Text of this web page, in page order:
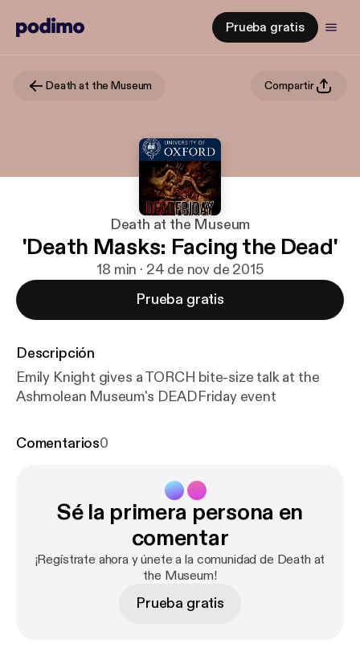
Prueba gratis
Death at the Museum Compartir
Death at the Museum
'Death Masks: Facing the Dead'
18 min · 24 de nov de 2015
Prueba gratis
Descripción
Emily Knight gives a TORCH bite-size talk at the
Ashmolean Museum's DEADFriday event
Comentarios0
Sé la primera persona en
comentar
¡Regístrate ahora y únete a la comunidad de Death at
the Museum!
Prueba gratis